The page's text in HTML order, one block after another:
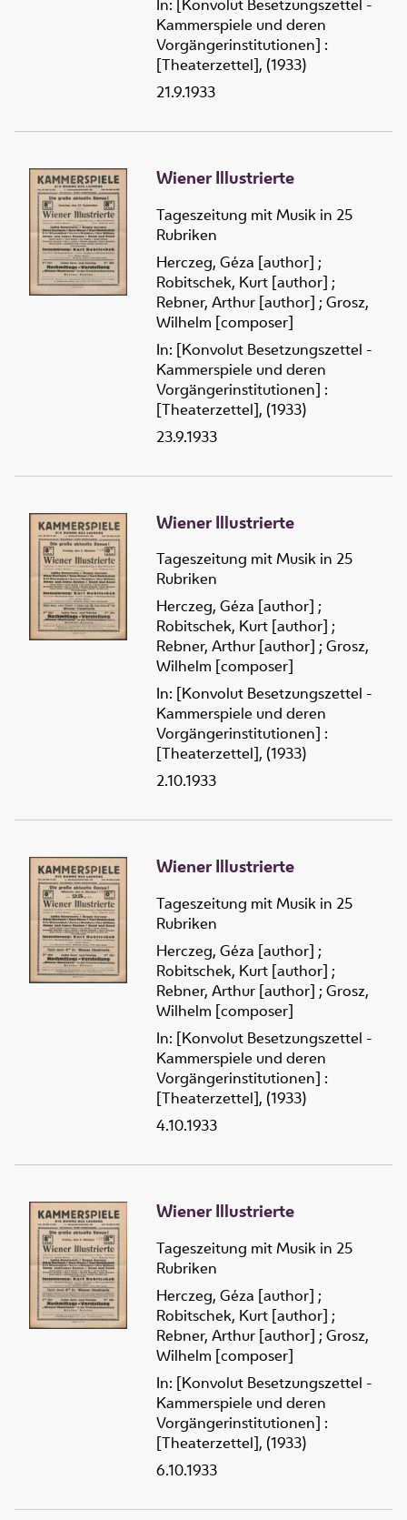
In: [Konvolut Besetzungszettel -
Kammerspiele und deren
Vorgängerinstitutionen] :
[Theaterzettel], (1933)
21.9.1933
Wiener Illustrierte
Tageszeitung mit Musik in 25
Rubriken
Herczeg, Géza [author] ;
Robitschek, Kurt [author] ;
Rebner, Arthur [author] ; Grosz,
Wilhelm [composer]
In: [Konvolut Besetzungszettel -
Kammerspiele und deren
Vorgängerinstitutionen] :
[Theaterzettel], (1933)
23.9.1933
Wiener Illustrierte
Tageszeitung mit Musik in 25
Rubriken
Herczeg, Géza [author] ;
Robitschek, Kurt [author] ;
Rebner, Arthur [author] ; Grosz,
Wilhelm [composer]
In: [Konvolut Besetzungszettel -
Kammerspiele und deren
Vorgängerinstitutionen] :
[Theaterzettel], (1933)
2.10.1933
Wiener Illustrierte
Tageszeitung mit Musik in 25
Rubriken
Herczeg, Géza [author] ;
Robitschek, Kurt [author] ;
Rebner, Arthur [author] ; Grosz,
Wilhelm [composer]
In: [Konvolut Besetzungszettel -
Kammerspiele und deren
Vorgängerinstitutionen] :
[Theaterzettel], (1933)
4.10.1933
Wiener Illustrierte
Tageszeitung mit Musik in 25
Rubriken
Herczeg, Géza [author] ;
Robitschek, Kurt [author] ;
Rebner, Arthur [author] ; Grosz,
Wilhelm [composer]
In: [Konvolut Besetzungszettel -
Kammerspiele und deren
Vorgängerinstitutionen] :
[Theaterzettel], (1933)
6.10.1933